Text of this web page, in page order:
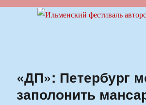
Ильменский фестиваль
«ДП»: Петербург
заполонить